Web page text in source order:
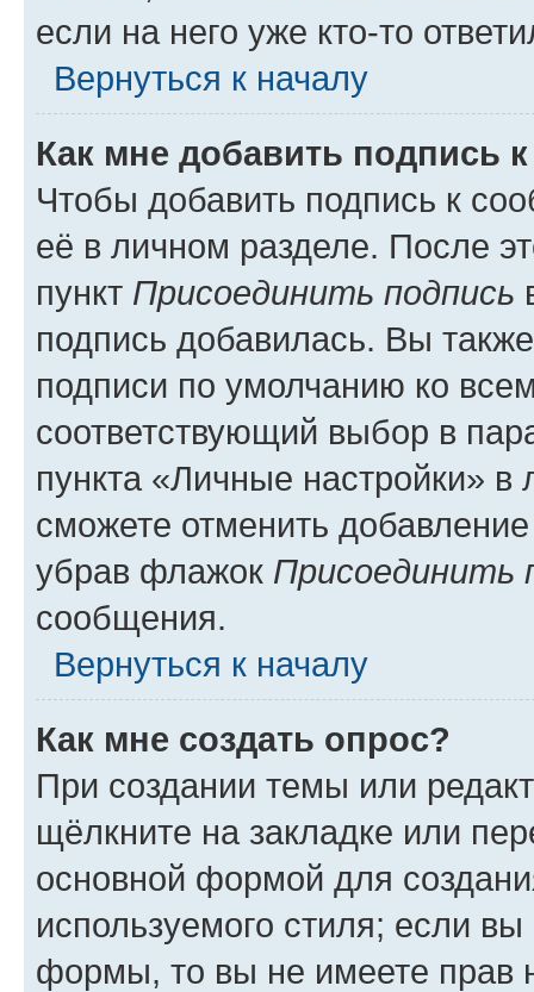
если на него уже кто-то
Вернуться к началу
Как мне добавить подпись
Чтобы добавить подпись к
её в личном разделе. После
пункт Присоединить подпись
подпись добавилась. Вы
подписи по умолчанию ко
соответствующий выбор в
пункта «Личные настройки»
сможете отменить
убрав флажок Присоединить
сообщения.
Вернуться к началу
Как мне создать опрос?
При создании темы или
щёлкните на закладке или
основной формой для
используемого стиля; если
формы, то вы не имеете прав